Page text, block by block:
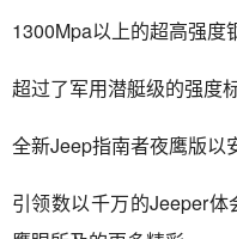
1300Mpa以上的超高强度
超过了军用潜艇级的强度标
全新Jeep指南者夜鹰版以
引领数以千万的Jeeper